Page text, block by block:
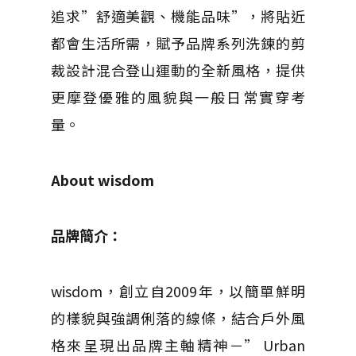
追求”舒適美觀、機能品味”，將貼近
都會生活所需，賦予品牌系列洗鍊的剪
裁設計混合登山運動的全新風格，提供
更摩登優雅的風貌與一般日常實穿考
量。
About wisdom
品牌簡介：
wisdom，創立自2009年，以簡單鮮明
的樣貌與強調俐落的線條，結合戶外風
格來呈現出品牌主軸精神－” Urban